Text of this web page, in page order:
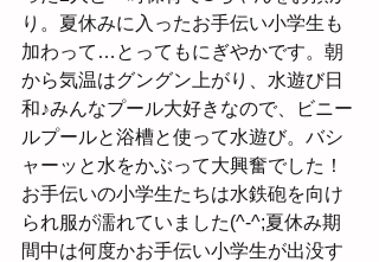
り。夏休みに入ったお手伝い小学生も
加わって…とってもにぎやかです。朝
から気温はグングン上がり、水遊び日
和♪みんなプール大好きなので、ビニー
ルプールと浴槽と使って水遊び。バシ
ャーッと水をかぶって大興奮でした！
お手伝いの小学生たちは水鉄砲を向け
られ服が濡れていました(^-^;夏休み期
間中は何度かお手伝い小学生が出没す